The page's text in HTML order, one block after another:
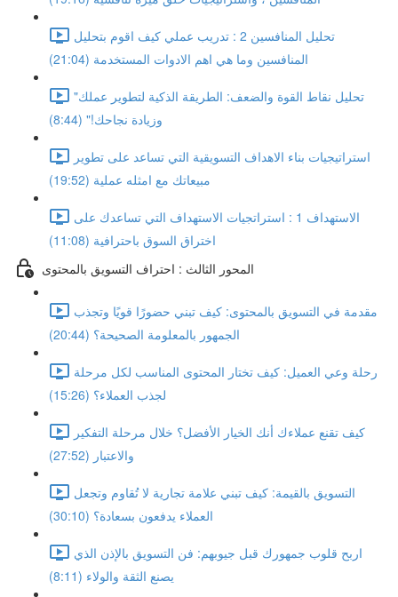
تحليل المنافسين 2 : تدريب عملي كيف اقوم بتحليل
المنافسين وما هي اهم الادوات المستخدمة (21:04)
"تحليل نقاط القوة والضعف: الطريقة الذكية لتطوير عملك
وزيادة نجاحك!" (8:44)
استراتيجيات بناء الاهداف التسويقية التي تساعد على تطوير
مبيعاتك مع امثله عملية (19:52)
الاستهداف 1 : استراتجيات الاستهداف التي تساعدك على
اختراق السوق باحترافية (11:08)
المحور الثالث : احتراف التسويق بالمحتوى
مقدمة في التسويق بالمحتوى: كيف تبني حضورًا قويًا وتجذب
الجمهور بالمعلومة الصحيحة؟ (20:44)
رحلة وعي العميل: كيف تختار المحتوى المناسب لكل مرحلة
لجذب العملاء؟ (15:26)
كيف تقنع عملاءك أنك الخيار الأفضل؟ خلال مرحلة التفكير
والاعتبار (27:52)
التسويق بالقيمة: كيف تبني علامة تجارية لا تُقاوم وتجعل
العملاء يدفعون بسعادة؟ (30:10)
اربح قلوب جمهورك قبل جيوبهم: فن التسويق بالإذن الذي
يصنع الثقة والولاء (8:11)